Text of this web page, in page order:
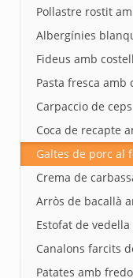
Pollastre rostit
Albergínies
Fideus amb
Pasta fresca amb
Carpaccio de ceps
Coca de recapte
Galtes de porc al
Crema de
Arròs de bacallà
Estofat de
Canalons farcits
Patates amb